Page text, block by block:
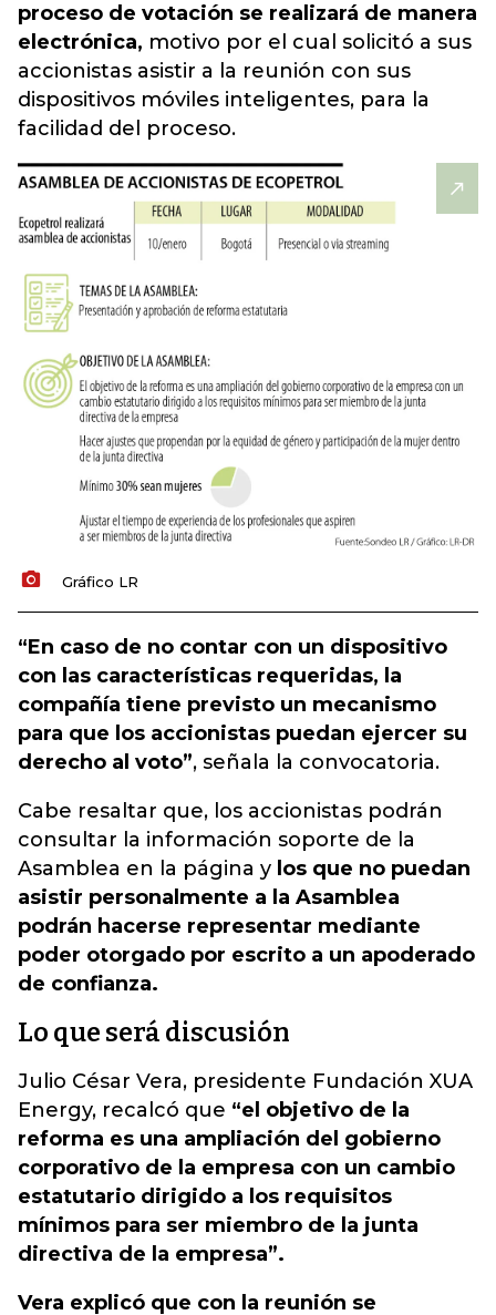
proceso de votación se realizará de manera
electrónica, motivo por el cual solicitó a sus
accionistas asistir a la reunión con sus
dispositivos móviles inteligentes, para la
facilidad del proceso.
Gráfico LR
“En caso de no contar con un dispositivo
con las características requeridas, la
compañía tiene previsto un mecanismo
para que los accionistas puedan ejercer su
derecho al voto”, señala la convocatoria.
Cabe resaltar que, los accionistas podrán
consultar la información soporte de la
Asamblea en la página y los que no puedan
asistir personalmente a la Asamblea
podrán hacerse representar mediante
poder otorgado por escrito a un apoderado
de confianza.
Lo que será discusión
Julio César Vera, presidente Fundación XUA
Energy, recalcó que “el objetivo de la
reforma es una ampliación del gobierno
corporativo de la empresa con un cambio
estatutario dirigido a los requisitos
mínimos para ser miembro de la junta
directiva de la empresa”.
Vera explicó que con la reunión se